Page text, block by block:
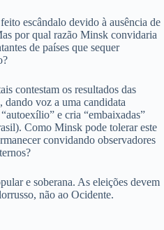
escândalo devido à ausência de
por qual razão Minsk convidaria
de países que sequer
contestam os resultados das
dando voz a uma candidata
e cria “embaixadas”
Como Minsk pode tolerar este
convidando observadores
e soberana. As eleições devem
não ao Ocidente.